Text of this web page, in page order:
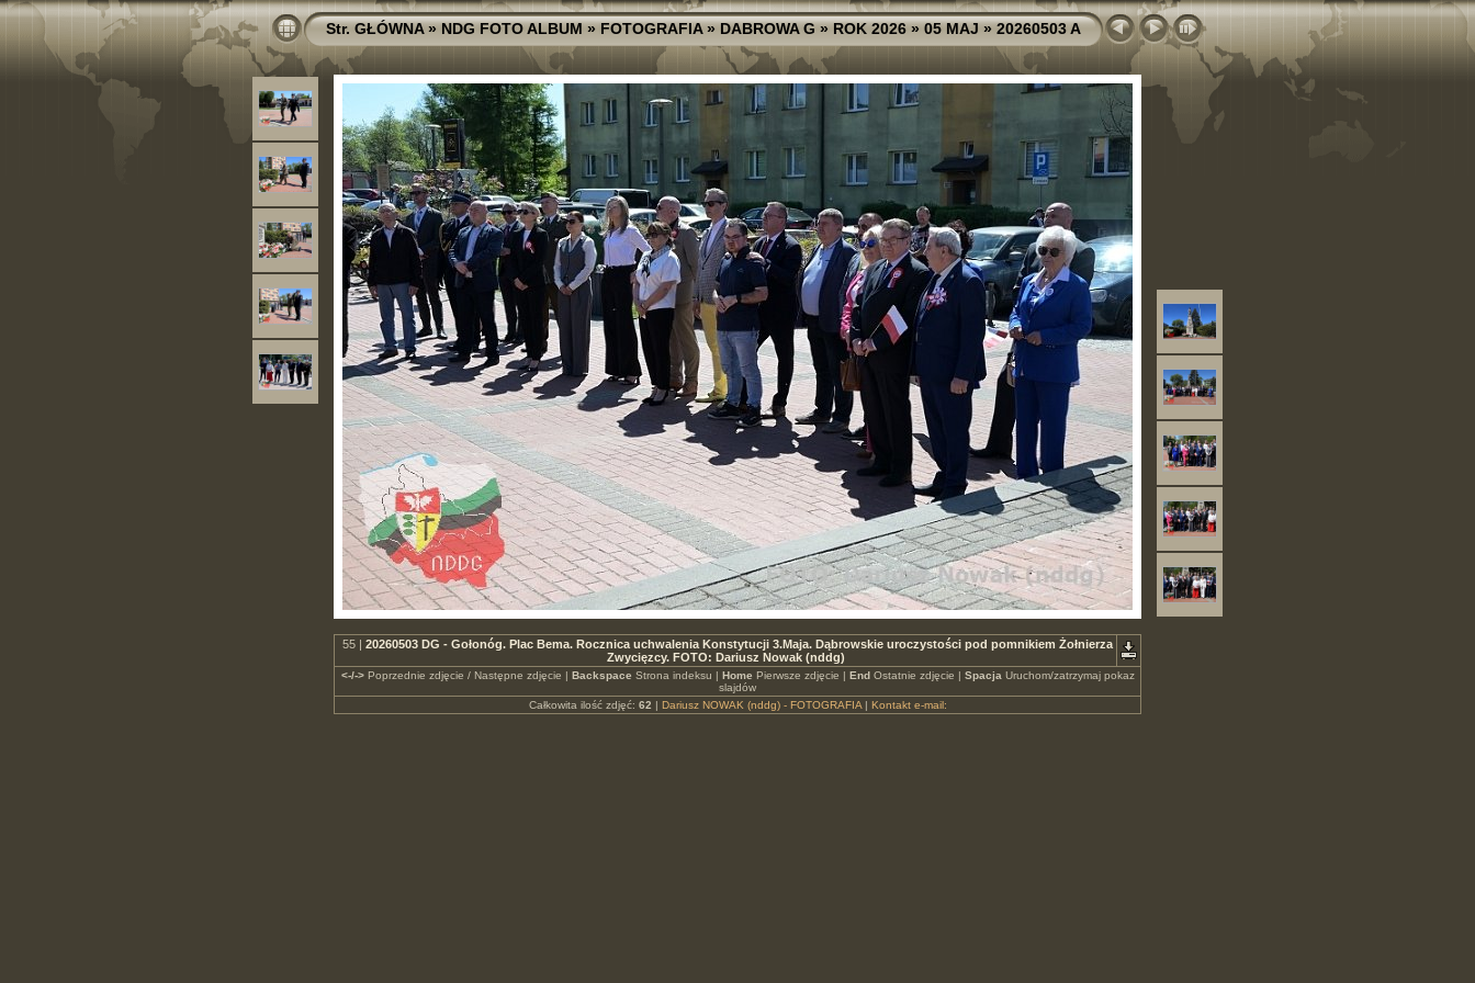
Str. GŁÓWNA»NDG FOTO ALBUM»FOTOGRAFIA»DABROWA G»ROK 2026»05 MAJ»20260503 A
55 | 20260503 DG - Gołonóg. Plac Bema. Rocznica uchwalenia Konstytucji 3.Maja. Dąbrowskie uroczystości pod pomnikiem Żołnierza
Zwycięzcy. FOTO: Dariusz Nowak (nddg)
<-/->Poprzednie zdjęcie / Następne zdjęcie | Backspace Strona indeksu | Home Pierwsze zdjęcie | EndOstatnie zdjęcie | Spacja Uruchom/zatrzymaj pokaz
slajdów
Całkowita ilość zdjęć: 62 | Dariusz NOWAK (nddg) - FOTOGRAFIA| Kontakt e-mail: